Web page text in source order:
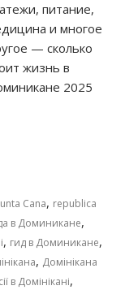
питание,
и многое
— сколько
жизнь в
2025
Cana, republica
в Доминикане,
, гид в Доминикане,
, Домінікана
в Домінікані,